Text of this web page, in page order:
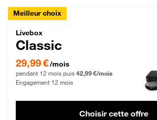
Meilleur choix
Livebox Classic Fibre
Livebox
Classic
29,99 € par mois pendant 12 mois puis 42,99 € par
29,99 €/mois
pendant 12 mois puis 42,99 €/mois
Engagement 12 mois
Choisir cette offre